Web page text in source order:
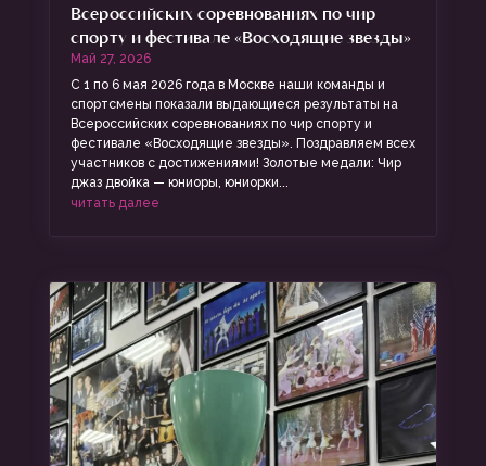
Всероссийских соревнованиях по чир
спорту и фестивале «Восходящие звезды»
Май 27, 2026
С 1 по 6 мая 2026 года в Москве наши команды и
спортсмены показали выдающиеся результаты на
Всероссийских соревнованиях по чир спорту и
фестивале «Восходящие звезды». Поздравляем всех
участников с достижениями! Золотые медали: Чир
джаз двойка — юниоры, юниорки...
читать далее